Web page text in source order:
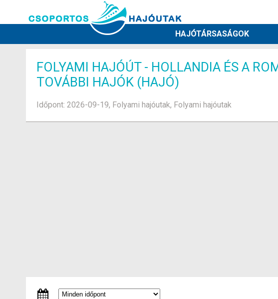
HAJÓTÁRSASÁGOK
FOLYAMI HAJÓÚT - HOLLANDIA ÉS A
TOVÁBBI HAJÓK (HAJÓ)
Időpont: 2026-09-19, Folyami hajóutak, Folyami hajóutak